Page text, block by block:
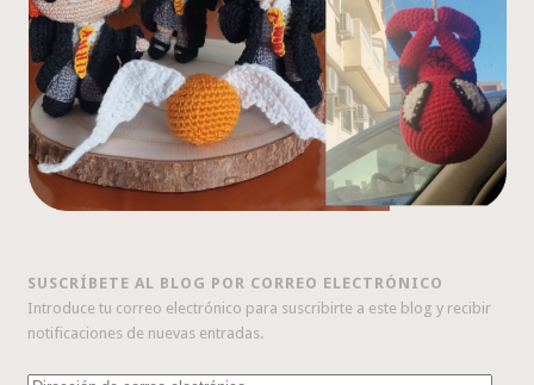
SUSCRÍBETE AL BLOG POR CORREO ELECTRÓNICO
Introduce tu correo electrónico para suscribirte a este blog y recibir
notificaciones de nuevas entradas.